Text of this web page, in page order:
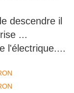
descendre il
...
l'électrique....